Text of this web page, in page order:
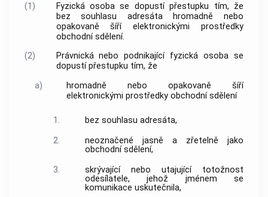
(1)
Fyzická osoba se dopustí přestupku tím, že
bez souhlasu adresáta hromadně nebo
opakovaně šíříelektronickými prostředky
obchodní sdělení.
(2)
Právnická nebo podnikající fyzická osoba se
dopustí přestupku tím, že
a)
hromadně nebo opakovaně šíří
elektronickými prostředky obchodní sdělení
1.
bez souhlasu adresáta,
2.
neoznačené jasně a zřetelně jako
obchodní sdělení,
3.
skrývající nebo utajující totožnost
odesílatele, jehož jménem se
komunikace uskutečnila,